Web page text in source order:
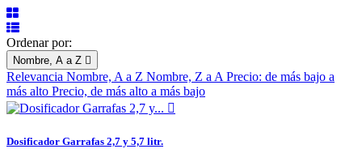
Ordenar por:
Nombre, A a Z 
Relevancia Nombre, A a Z Nombre, Z a APrecio: de más bajo a
más alto Precio, de más alto a más bajo

Dosificador Garrafas 2,7 y 5,7 litr.